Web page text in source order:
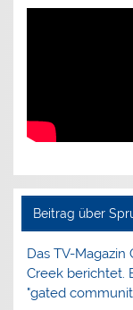
Beitrag über
Das TV-Magazin
Creek berichtet.
"gated